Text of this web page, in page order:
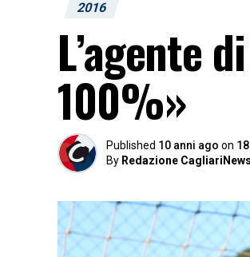
2016
L’agente
100%»
Published 10 anni ago on
By Redazione